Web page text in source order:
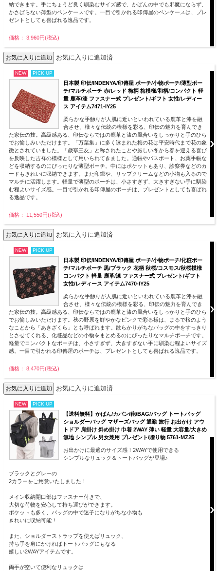
納できます。手にちょうど良く馴染むサイズ感で、かばんの中でも邪魔にならず、
かさばらない薄型のペンケースです。一目で引かれる印傳屋のペンケースは、プレ
ゼントとしても喜ばれる逸品です。
価格： 3,960円(税込)
お気に入りに追加済
NEW PICK UP
日本製 印伝/INDENYA/印傳屋 ポーチ/小物ポーチ/薄型ポー
チ/マルチポーチ 赤/レッド 梅柄 梅模様/和柄/コンパクト 軽
量 鹿革/漆 ファスナー式 プレゼント/ギフト 女性/レディー
ス アイテム7471-IY25
柔らかな手触りが人肌に近いといわれている鹿革と漆を融
合させ、様々な伝統の模様を彩る、印伝の魅力を育んでき
た家伝の技。高級感ある、印伝ならではの鹿革と漆の風合いをしっかりと手のひら
でお愉しみいただけます。「万葉集」に多く詠まれた梅の花は平安時代まで花の象
徴とされていました。「歳寒三友」と称されたことや厳しい冬から春を迎える喜び
を反映した吉祥の模様として用いられてきました。通帳やパスポート、お薬手帳な
どを収納するのにぴったりな薄型ポーチ。中にはポケットもあり、診察券などのカ
ードもきれいに収納できます。また印鑑や、リップクリームなどの小物も入るので
マルチに活躍します。軽量で薄型のポーチは、小さすぎず、大きすぎない手に馴染
む程よいサイズ感。一目で引かれる印傳屋のポーチは、プレゼントとしても喜ばれ
る逸品です。
価格： 11,550円(税込)
お気に入りに追加済
NEW PICK UP
日本製 印伝/INDENYA/印傳屋 ポーチ/小物ポーチ/化粧ポー
チ/マルチポーチ 黒/ブラック 花柄 秋桜/コスモス/秋桜模様
コンパクト 軽量 鹿革/漆 ファスナー式 プレゼント/ギフト
女性/レディース アイテム7470-IY25
柔らかな手触りが人肌に近いといわれている鹿革と漆を融
合させ、様々な伝統の模様を彩る、印伝の魅力を育んでき
た家伝の技。高級感ある、印伝ならではの鹿革と漆の風合いをしっかりと手のひら
でお愉しみいただけます。秋の野原を鮮やかなピンクで彩る様は、まるで桜のよう
なことから「あきざくら」とも呼ばれます。散らかりがちなバッグの中をすっきり
とさせてくれる、化粧品などの小物をまとめるのにぴったりなマルチポーチです。
軽量でコンパクトなポーチは、小さすぎず、大きすぎない手に馴染む程よいサイズ
感。一目で引かれる印傳屋のポーチは、プレゼントとしても喜ばれる逸品です。
価格： 8,470円(税込)
お気に入りに追加済
NEW PICK UP
【送料無料】かばん/カバン/鞄/BAG/バッグ トートバッグ
ショルダーバッグ マザーズバッグ 通勤 旅行 お出かけ アウ
トドア 肩掛け 斜め掛け 巾着 2WAY 薄い 軽量 大容量/大きめ
無地 シンプル 男女兼用 プレゼント/贈り物 5761-MZ25
お出かけに最適のサイズ感！2WAYで使用できる
シンプルなリュック＆トートバッグが登場♪
ブラックとグレーの
2カラーをご用意いたしました！
メイン収納開口部はファスナー付きで、
大切な荷物を安心して持ち運びができます。
ポケットも多く、バッグの中で迷子になりがちな小物も
きれいに収納可能！
また、ショルダーストラップを使えばリュック、
持ち手を肩にかければトートバッグにもなる
嬉しい2WAYアイテムです。
両手が空いて便利なリュックは